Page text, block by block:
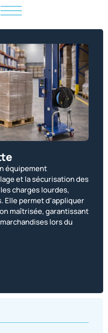
équipement
et la sécurisation des
charges lourdes,
Elle permet d’appliquer
maîtrisée, garantissant
lors du